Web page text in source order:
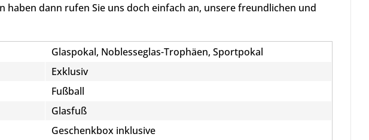
haben dann rufen Sie uns doch einfach an, unsere freundlichen und
Glaspokal, Noblesseglas-Trophäen, Sportpokal
Exklusiv
Fußball
Glasfuß
Geschenkbox inklusive